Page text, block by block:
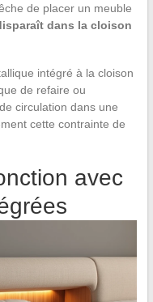
de placer un meuble
dans la cloison
intégré à la cloison
de refaire ou
circulation dans une
cette contrainte de
avec